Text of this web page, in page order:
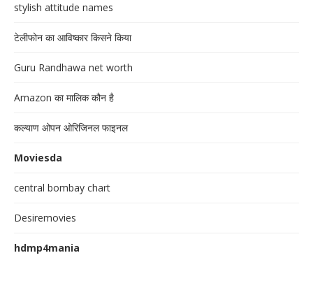
stylish attitude names
टेलीफोन का आविष्कार किसने किया
Guru Randhawa net worth
Amazon का मालिक कौन है
कल्याण ओपन ओरिजिनल फाइनल
Moviesda
central bombay chart
Desiremovies
hdmp4mania